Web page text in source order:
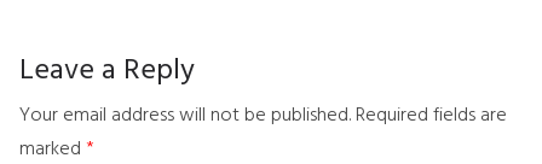
Leave a Reply
Your email address will not be published. Required fields are
marked *